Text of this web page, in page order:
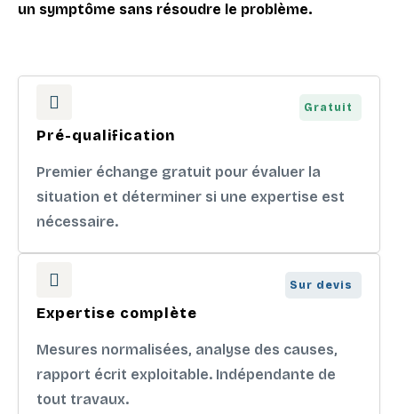
un symptôme sans résoudre le problème.
Gratuit
Pré-qualification
Premier échange gratuit pour évaluer la
situation et déterminer si une expertise est
nécessaire.
Sur devis
Expertise complète
Mesures normalisées, analyse des causes,
rapport écrit exploitable. Indépendante de
tout travaux.